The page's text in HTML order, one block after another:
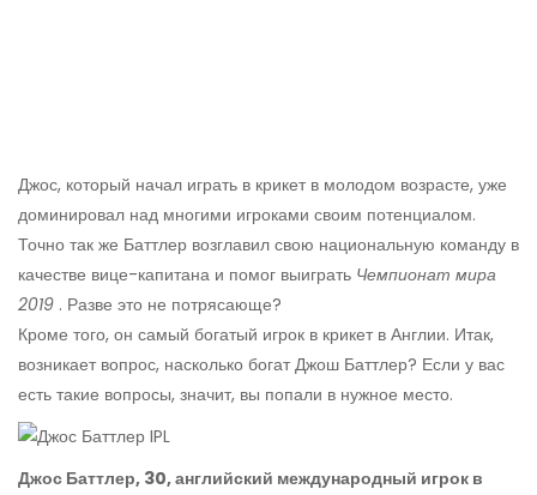
Джос, который начал играть в крикет в молодом возрасте, уже
доминировал над многими игроками своим потенциалом.
Точно так же Баттлер возглавил свою национальную команду в
качестве вице-капитана и помог выиграть Чемпионат мира
2019 . Разве это не потрясающе?
Кроме того, он самый богатый игрок в крикет в Англии. Итак,
возникает вопрос, насколько богат Джош Баттлер? Если у вас
есть такие вопросы, значит, вы попали в нужное место.
Джос Баттлер, 30, английский международный игрок в